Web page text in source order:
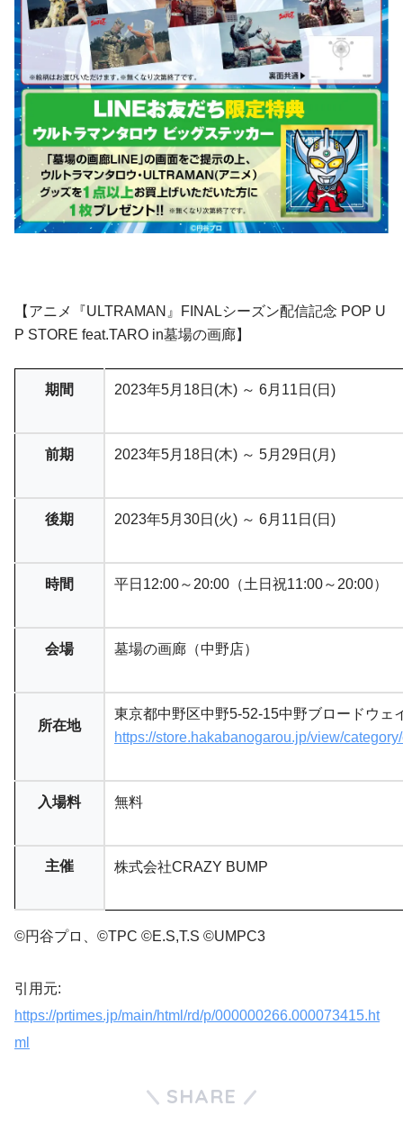
【アニメ『ULTRAMAN』FINALシーズン配信記念 POP U
P STORE feat.TARO in墓場の画廊】
期間 2023年5月18日(木) ～ 6月11日(日)
前期 2023年5月18日(木) ～ 5月29日(月)
後期 2023年5月30日(火) ～ 6月11日(日)
時間 平日12:00～20:00（土日祝11:00～20:00）
会場 墓場の画廊（中野店）
所在地
東京都中野区中野5-52-15中野ブロードウェ
https://store.hakabanogarou.jp/view/
入場料 無料
主催 株式会社CRAZY BUMP
©️円谷プロ、©TPC ©E.S,T.S ©UMPC3
引用元:
https://prtimes.jp/main/html/rd/p/000000266.000073415.ht
ml
SHARE